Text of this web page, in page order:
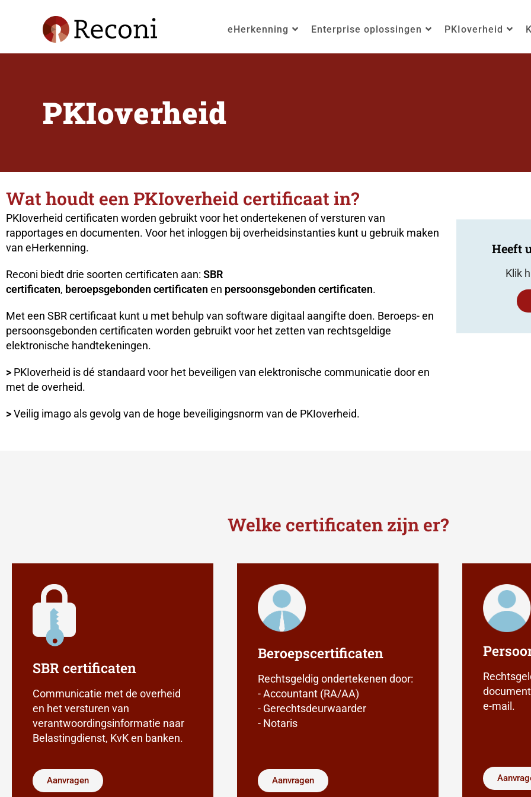
eHerkenning Enterprise oplossingen PKIoverheid
PKIoverheid
Wat houdt een PKIoverheid certificaat in?
PKIoverheid certificaten worden gebruikt voor het ondertekenen of versturen van
rapportages en documenten. Voor het inloggen bij overheidsinstanties kunt u gebruik maken
van eHerkenning.
Reconi biedt drie soorten certificaten aan: SBR
certificaten, beroepsgebonden certificaten en persoonsgebonden certificaten.
Met een SBR certificaat kunt u met behulp van software digitaal aangifte doen. Beroeps- en
persoonsgebonden certificaten worden gebruikt voor het zetten van rechtsgeldige
elektronische handtekeningen.
> PKIoverheid is dé standaard voor het beveiligen van elektronische communicatie door en
met de overheid.
>Veilig imago als gevolg van de hoge beveiligingsnorm van de PKIoverheid.
Heeft
Klik
Welke certificaten zijn er?
SBR certificaten
Communicatie met de overheid
en het versturen van
verantwoordingsinformatie naar
Belastingdienst, KvK en banken​.
Aanvragen
Beroepscertificaten
Rechtsgeldig ondertekenen door:
- Accountant (RA/AA)
- Gerechtsdeurwaarder
- Notaris
Aanvragen
e-mail.